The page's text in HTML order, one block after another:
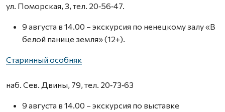
ул. Поморская, 3, тел. 20‑56‑47.
9 августа в 14.00 – экскурсия по ненецкому залу «В
белой панице земля» (12+).
Старинный особняк
наб. Сев. Двины, 79, тел. 20‑73‑63
9 августа в 14.00 – экскурсия по выставке